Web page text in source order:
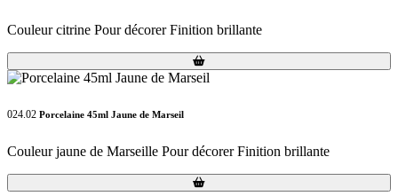
Couleur citrine Pour décorer Finition brillante
Loading...
Loading...
024.02 Porcelaine 45ml Jaune de Marseil
Couleur jaune de Marseille Pour décorer Finition brillante
Loading...
Loading...